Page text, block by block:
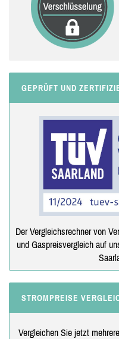
GEPRÜFT UND
Der Vergleichsrechner von
und Gaspreisvergleich auf
STROMPREISE
Vergleichen Sie jetzt